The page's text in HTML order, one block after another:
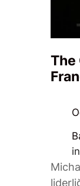
The
in